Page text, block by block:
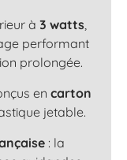
à 3 watts,
performant
prolongée.
en carton
jetable.
: la